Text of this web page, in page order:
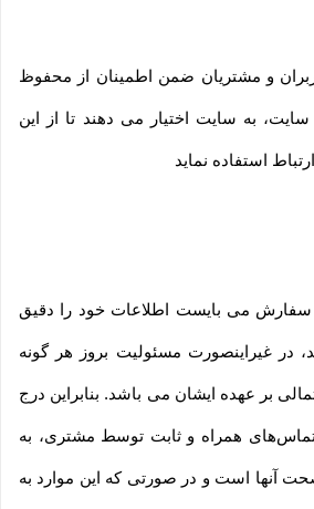
و مشتریان ضمن اطمینان از محفوظ
به سایت اختیار می دهند تا از این
استفاده نماید
سفارش می بایست اطلاعات خود را دقیق
در غیراینصورت مسئولیت بروز هر گونه
بر عهده ایشان می باشد. بنابراین درج
همراه و ثابت توسط مشتری، به
آنها است و در صورتی که این موارد به